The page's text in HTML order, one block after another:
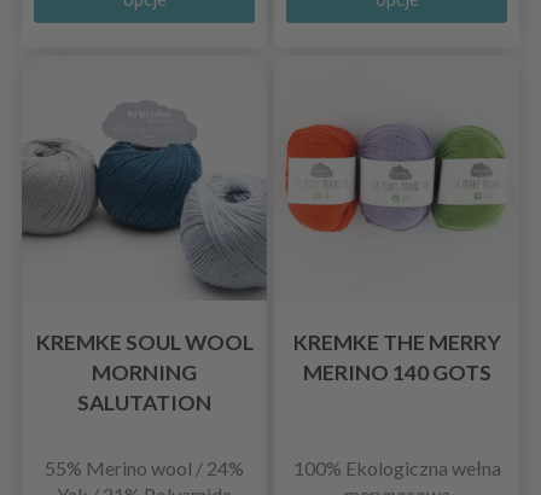
KREMKE SOUL WOOL
MORNING
SALUTATION
55% Merino wool / 24%
KREMKE THE MERRY
MERINO 140 GOTS
100% Ekologiczna wełna